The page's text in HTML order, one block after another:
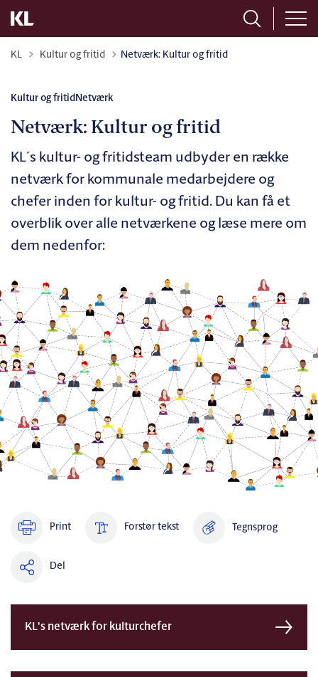
KL Tilbage til
Kultur og fritid Netværk: Kultur og fritid
Kultur og fritidNetværk
Netværk: Kultur og fritid
KL´s kultur- og fritidsteam udbyder en række
netværk for kommunale medarbejdere og
chefer inden for kultur- og fritid. Du kan få et
overblik over alle netværkene og læse mere om
dem nedenfor:
Print Forstør tekst Tegnsprog
Del
KL's netværk for kulturchefer